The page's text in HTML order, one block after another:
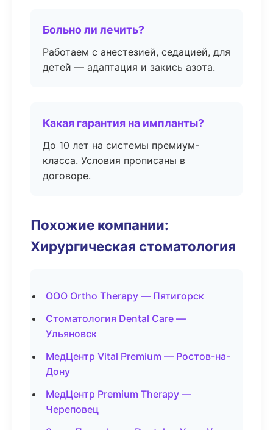
Больно ли лечить?
Работаем с анестезией, седацией, для
детей — адаптация и закись азота.
Какая гарантия на импланты?
До 10 лет на системы премиум-
класса. Условия прописаны в
договоре.
Похожие компании:
Хирургическая стоматология
ООО Ortho Therapy — Пятигорск
Стоматология Dental Care —
Ульяновск
МедЦентр Vital Premium — Ростов-на-
Дону
МедЦентр Premium Therapy —
Череповец